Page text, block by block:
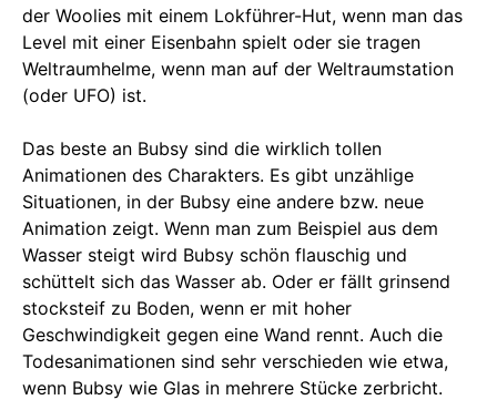
der Woolies mit einem Lokführer-Hut, wenn man das
Level mit einer Eisenbahn spielt oder sie tragen
Weltraumhelme, wenn man auf der Weltraumstation
(oder UFO) ist.
Das beste an Bubsy sind die wirklich tollen
Animationen des Charakters. Es gibt unzählige
Situationen, in der Bubsy eine andere bzw. neue
Animation zeigt. Wenn man zum Beispiel aus dem
Wasser steigt wird Bubsy schön flauschig und
schüttelt sich das Wasser ab. Oder er fällt grinsend
stocksteif zu Boden, wenn er mit hoher
Geschwindigkeit gegen eine Wand rennt. Auch die
Todesanimationen sind sehr verschieden wie etwa,
wenn Bubsy wie Glas in mehrere Stücke zerbricht.